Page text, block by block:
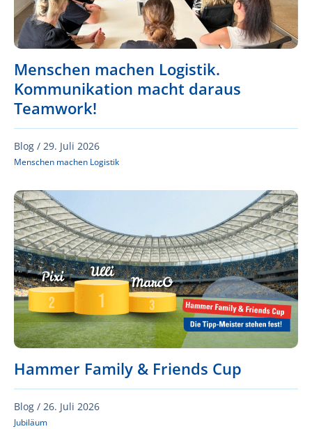
Menschen machen Logistik.
Kommunikation macht daraus
Teamwork!
Blog / 29. Juli 2026
Menschen machen Logistik
Hammer Family & Friends Cup
Blog / 26. Juli 2026
Jubiläum